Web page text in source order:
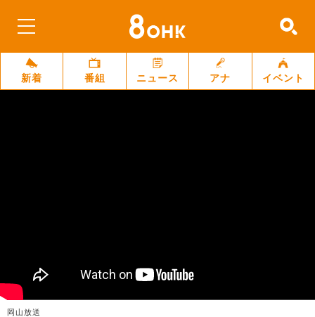
新着 番組 ニュース アナ イベント
岡山放送